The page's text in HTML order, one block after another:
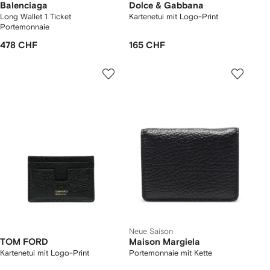
Balenciaga
Long Wallet 1 Ticket
Portemonnaie
478 CHF
Dolce & Gabbana
Kartenetui mit Logo-Print
165 CHF
TOM FORD
Kartenetui mit Logo-Print
Neue Saison
Maison Margiela
Portemonnaie mit Kette